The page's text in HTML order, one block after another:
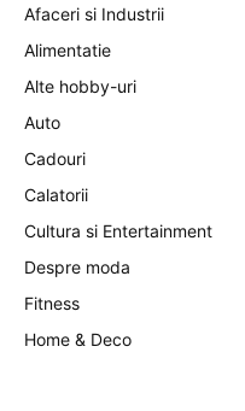
Afaceri si Industrii
Alimentatie
Alte hobby-uri
Auto
Cadouri
Calatorii
Cultura si Entertainment
Despre moda
Fitness
Home & Deco